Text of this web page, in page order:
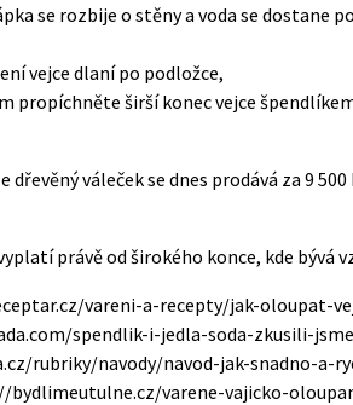
se rozbije o stěny a voda se dostane
vejce dlaní po podložce,
propíchněte širší konec vejce
dřevěný váleček se dnes prodává za 9
právě od širokého konce, kde bývá
vareni-a-recepty/jak-oloupat-
spendlik-i-jedla-soda-zkusili-
rubriky/navody/navod-jak-snadno-a-
bydlimeutulne.cz/varene-vajicko-